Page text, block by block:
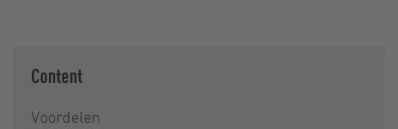
Content
Voordelen